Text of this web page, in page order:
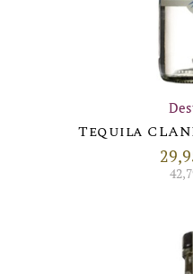
Tequila